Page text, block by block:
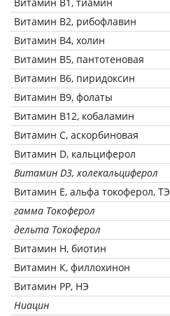
Витамин В2, рибофлавин
Витамин В4, холин
Витамин В5, пантотеновая
Витамин В6, пиридоксин
Витамин В9, фолаты
Витамин В12, кобаламин
Витамин C, аскорбиновая
Витамин D, кальциферол
Витамин D3, холекальциферол
Витамин Е, альфа токоферол, ТЭ
гамма Токоферол
дельта Токоферол
Витамин Н, биотин
Витамин К, филлохинон
Витамин РР, НЭ
Ниацин